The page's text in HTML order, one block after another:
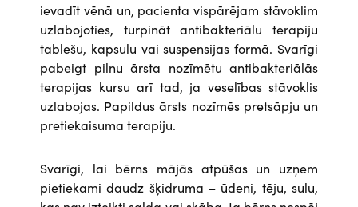
ievadīt vēnā un, pacienta vispārējam stāvoklim
uzlabojoties, turpināt antibakteriālu terapiju
tablešu, kapsulu vai suspensijas formā. Svarīgi
pabeigt pilnu ārsta nozīmētu antibakteriālās
terapijas kursu arī tad, ja veselības stāvoklis
uzlabojas. Papildus ārsts nozīmēs pretsāpju un
pretiekaisuma terapiju.
Svarīgi, lai bērns mājās atpūšas un uzņem
pietiekami daudz šķidruma – ūdeni, tēju, sulu,